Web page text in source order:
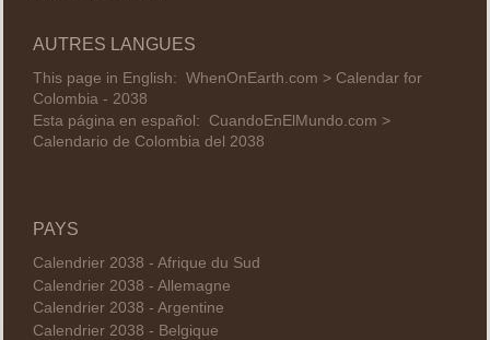
AUTRES LANGUES
This page in English: WhenOnEarth.com > Calendar for
Colombia - 2038
Esta página en español: CuandoEnElMundo.com >
Calendario de Colombia del 2038
PAYS
Calendrier 2038 - Afrique du Sud
Calendrier 2038 - Allemagne
Calendrier 2038 - Argentine
Calendrier 2038 - Belgique